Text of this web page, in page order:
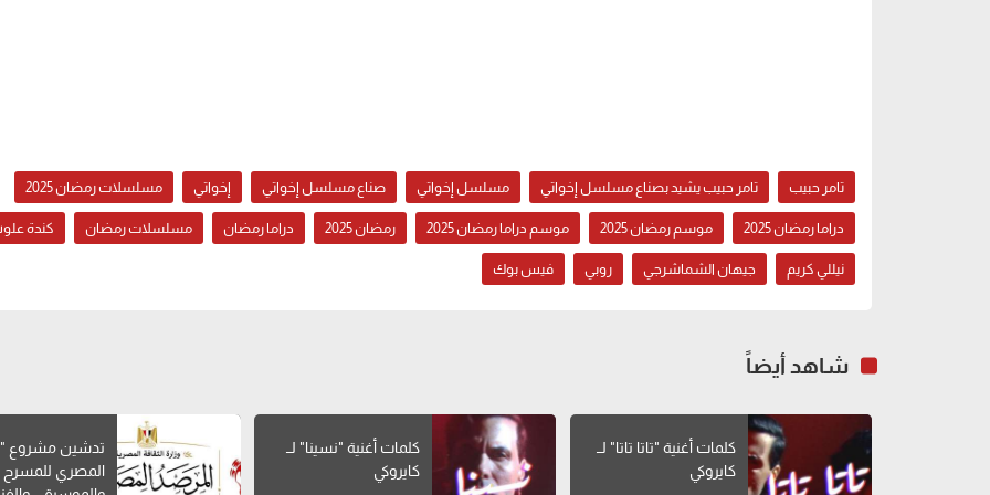
تامر حبيب تامر حبيب يشيد بصناع مسلسل إخواتي مسلسل إخواتي صناع مسلسل إخواتي إخواتي مسلسلات رمضان 2025
دراما رمضان 2025 موسم رمضان 2025 موسم دراما رمضان 2025 رمضان 2025 دراما رمضان مسلسلات رمضان كندة
نيللي كريم جيهان الشماشرجي روبي فيس بوك
شاهد أيضاً
كلمات أغنية "تاتا تاتا" لــ
كايروكي
كلمات أغنية "نسينا" لــ
كايروكي
تدشين مشروع
المصري للمسرح